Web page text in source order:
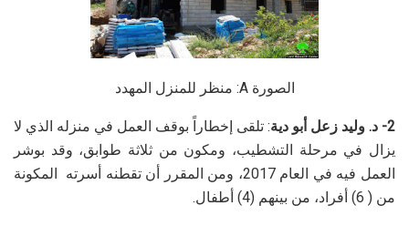
الصورةA: منظر للمنزل المهدد
2- د. وليد زعل أبو دية
: تلقى إخطاراً بوقف العمل في منزله الذي لا
يزال في مرحلة التشطيب، ومكون من ثلاثة طوابق، وقد بوشر
العمل فيه في العام 2017، ومن المقرر أن تقطنه أسرته المكونة
من ( 6) أفراد، من بينهم (4) أطفال.